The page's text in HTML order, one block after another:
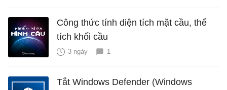
Công thức tính diện tích mặt cầu, thể
tích khối cầu
3 ngày 1
Tắt Windows Defender (Windows